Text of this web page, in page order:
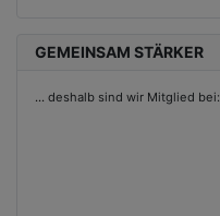
GEMEINSAM STÄRKER
... deshalb sind wir Mitglied bei: